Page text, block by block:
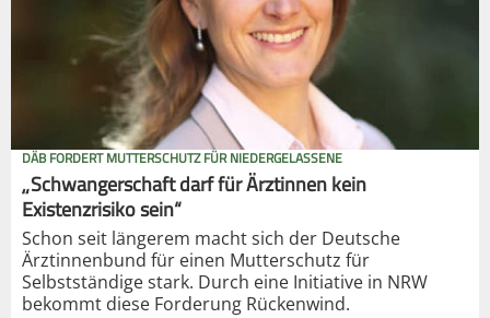
DÄB FORDERT MUTTERSCHUTZ FÜR NIEDERGELASSENE
„Schwangerschaft darf für Ärztinnen kein
Existenzrisiko sein“
Schon seit längerem macht sich der Deutsche
Ärztinnenbund für einen Mutterschutz für
Selbstständige stark. Durch eine Initiative in NRW
bekommt diese Forderung Rückenwind.